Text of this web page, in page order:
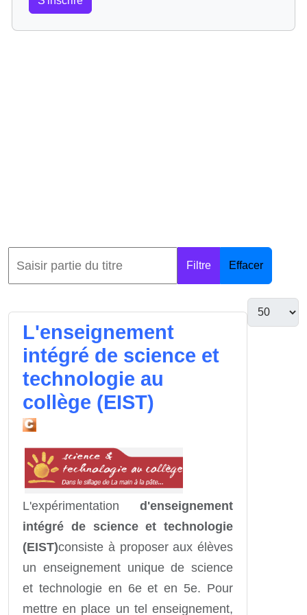
Filtre Effacer
L'enseignement
intégré de science et
technologie au
collège (EIST)
L'expérimentation d'enseignement
intégré de science et technologie
(EIST)consiste à proposer aux élèves
un enseignement unique de science
et technologie en 6e et en 5e. Pour
mettre en place un tel enseignement,